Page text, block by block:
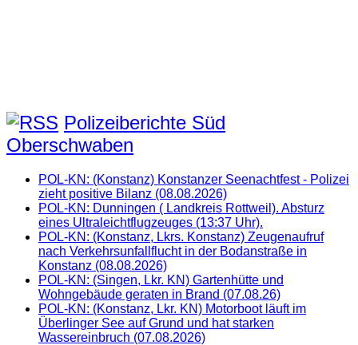
Polizeiberichte Süd
Oberschwaben
POL-KN: (Konstanz) Konstanzer Seenachtfest - Polizei
zieht positive Bilanz (08.08.2026)
POL-KN: Dunningen ( Landkreis Rottweil). Absturz
eines Ultraleichtflugzeuges (13:37 Uhr).
POL-KN: (Konstanz, Lkrs. Konstanz) Zeugenaufruf
nach Verkehrsunfallflucht in der Bodanstraße in
Konstanz (08.08.2026)
POL-KN: (Singen, Lkr. KN) Gartenhütte und
Wohngebäude geraten in Brand (07.08.26)
POL-KN: (Konstanz, Lkr. KN) Motorboot läuft im
Überlinger See auf Grund und hat starken
Wassereinbruch (07.08.2026)